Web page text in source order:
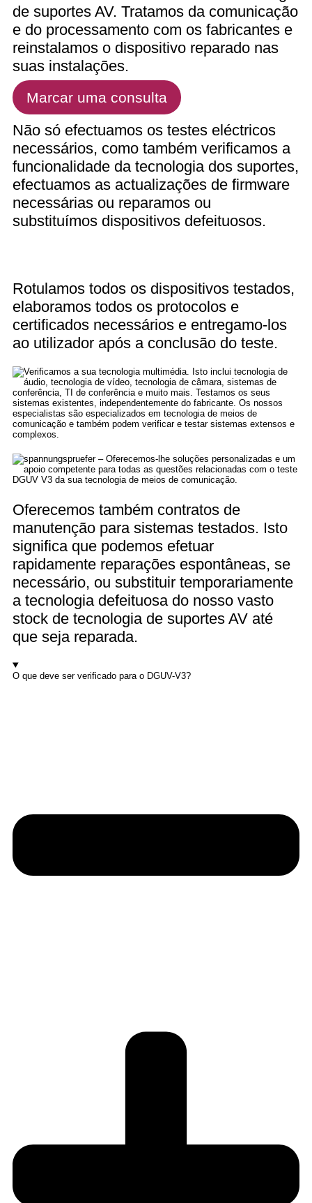
de suportes AV. Tratamos da comunicação
e do processamento com os fabricantes e
reinstalamos o dispositivo reparado nas
suas instalações.
Marcar uma consulta
Não só efectuamos os testes eléctricos
necessários, como também verificamos a
funcionalidade da tecnologia dos suportes,
efectuamos as actualizações de firmware
necessárias ou reparamos ou
substituímos dispositivos defeituosos.
Rotulamos todos os dispositivos testados,
elaboramos todos os protocolos e
certificados necessários e entregamo-los
ao utilizador após a conclusão do teste.
Oferecemos também contratos de
manutenção para sistemas testados. Isto
significa que podemos efetuar
rapidamente reparações espontâneas, se
necessário, ou substituir temporariamente
a tecnologia defeituosa do nosso vasto
stock de tecnologia de suportes AV até
que seja reparada.
O que deve ser verificado para o DGUV-V3?